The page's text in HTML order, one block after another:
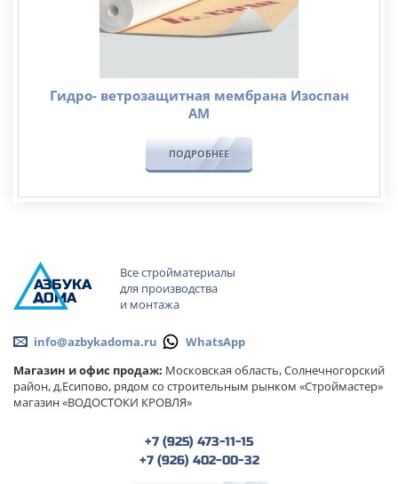
Гидро- ветрозащитная мембрана Изоспан
АМ
ПОДРОБНЕЕ
ОМА
АЗБУКА
Все стройматериалы
для производства
и монтажа
info@azbykadoma.ru
WhatsApp
Магазин и офис продаж: Московская область, Солнечногорский
район, д.Есипово, рядом со строительным рынком «Строймастер»
магазин «ВОДОСТОКИ КРОВЛЯ»
+7 (925) 473-11-15
+7 (926) 402-00-32